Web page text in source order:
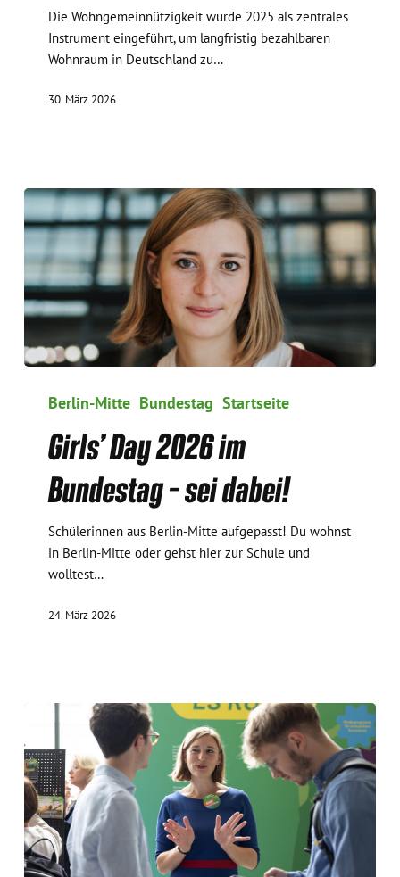
Die Wohngemeinnützigkeit wurde 2025 als zentrales
Instrument eingeführt, um langfristig bezahlbaren
Wohnraum in Deutschland zu…
30. März 2026
Bundestag
dabei!
Berlin-Mitte Bundestag Startseite
Girls’ Day 2026 im
Bundestag – sei dabei!
Schülerinnen aus Berlin-Mitte aufgepasst! Du wohnst
in Berlin-Mitte oder gehst hier zur Schule und
wolltest…
24. März 2026